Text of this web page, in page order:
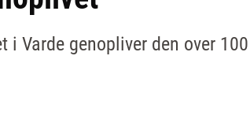
i Varde genopliver den over